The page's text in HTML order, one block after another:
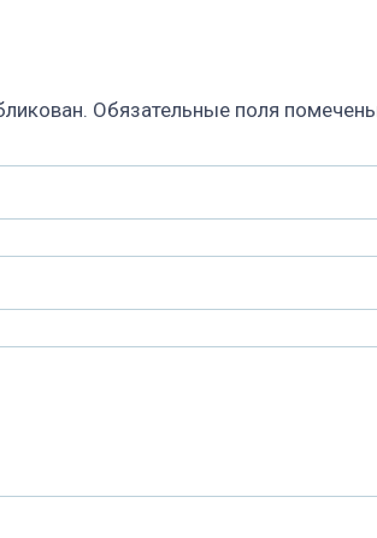
Обязательные поля